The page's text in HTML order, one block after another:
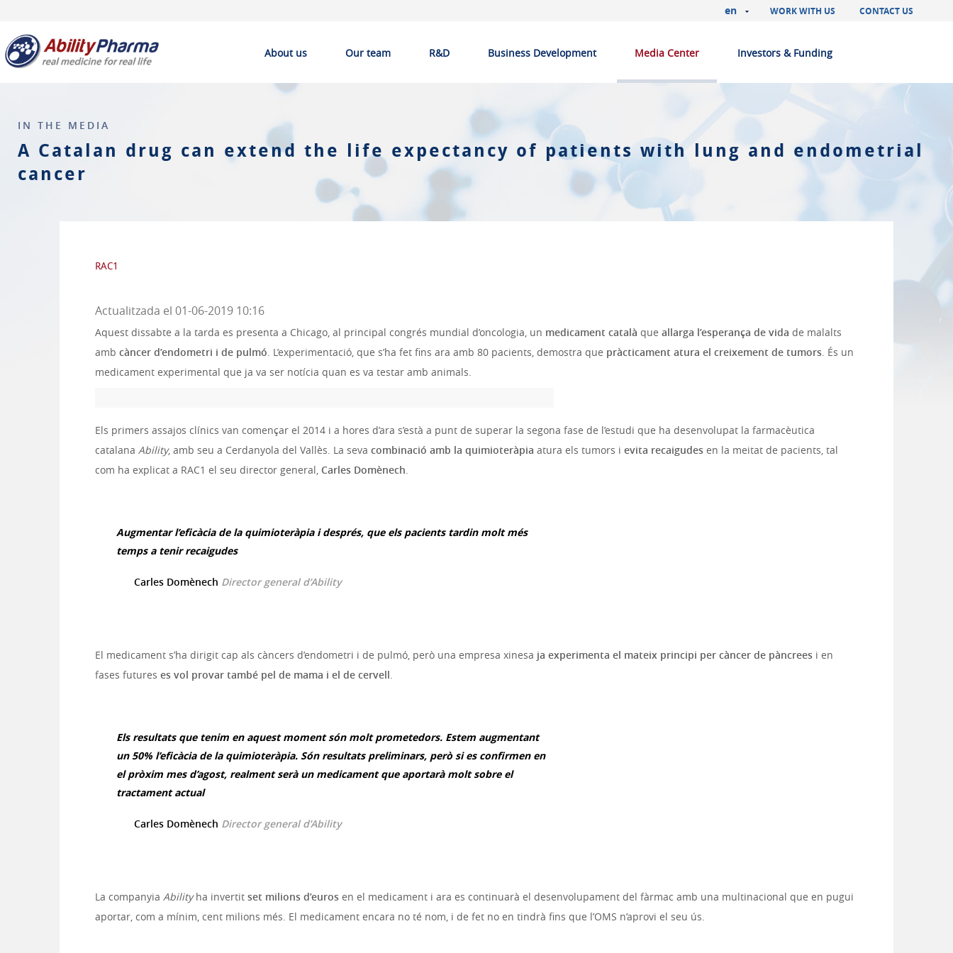
WORK WITH US CONTACT US
en
About us Our team R&D Business Development Media Center Investors & Funding
IN THE MEDIA
A Catalan drug can extend the life expectancy of patients with lung and endometrial
cancer
RAC1
Actualitzada el 01-06-2019 10:16
Aquest dissabte a la tarda es presenta a Chicago, al principal congrés mundial d’oncologia, un medicament catalàqueallarga l’esperança de vidade malalts
ambcàncer d’endometri i de pulmó. L’experimentació, que s’ha fet fins ara amb 80 pacients, demostra que pràcticament atura el creixement de tumors. És un
medicament experimental que ja va ser notícia quan es va testar amb animals.
Els primers assajos clínics van començar el 2014 i a hores d’ara s’està a punt de superar la segona fase de l’estudi que ha desenvolupat la farmacèutica
catalanaAbility, amb seu a Cerdanyola del Vallès. La sevacombinació amb la quimioteràpia atura els tumors ievita recaigudesen la meitat de pacients, tal
com ha explicat a RAC1 el seu director general,Carles Domènech.
Augmentar l’eficàcia de la quimioteràpia i després, que els pacients tardin molt més
temps a tenir recaigudes
Carles Domènech Director general d’Ability
El medicament s’ha dirigit cap als càncers d’endometri i de pulmó, però una empresa xinesa ja experimenta el mateix principi per càncer de pàncrees i en
fases futureses vol provar també pel de mama i el de cervell.
Els resultats que tenim en aquest moment són molt prometedors. Estem augmentant
un 50% l’eficàcia de la quimioteràpia. Són resultats preliminars, però si es confirmen en
el pròxim mes d’agost, realment serà un medicament que aportarà molt sobre el
tractament actual
Carles Domènech Director general d’Ability
La companyiaAbilityha invertitset milions d’eurosen el medicament i ara es continuarà el desenvolupament del fàrmac amb una multinacional que en pugui
aportar, com a mínim, cent milions més. El medicament encara no té nom, i de fet no en tindrà fins que l’OMS n’aprovi el seu ús.